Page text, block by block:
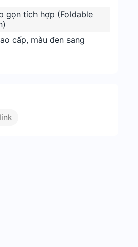
gọn tích hợp (Foldable
cấp, màu đen sang